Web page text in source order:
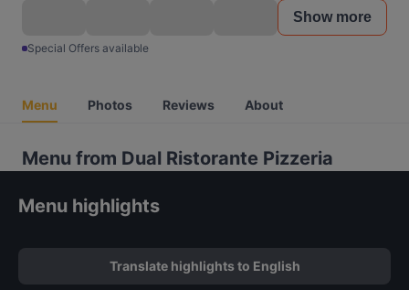
Show more
Special Offers available
Menu Photos Reviews About
Menu from Dual Ristorante Pizzeria
Menu highlights
Translate highlights to English